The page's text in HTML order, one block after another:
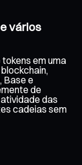
vários
em uma
Base e
de
das
cadeias sem